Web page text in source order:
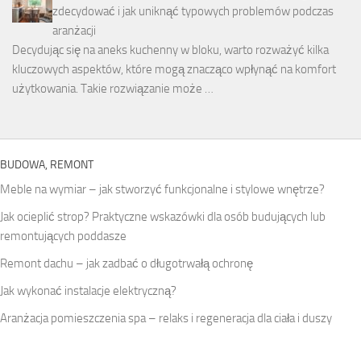
zdecydować i jak uniknąć typowych problemów podczas
aranżacji
Decydując się na aneks kuchenny w bloku, warto rozważyć kilka
kluczowych aspektów, które mogą znacząco wpłynąć na komfort
użytkowania. Takie rozwiązanie może …
BUDOWA, REMONT
Meble na wymiar – jak stworzyć funkcjonalne i stylowe wnętrze?
Jak ocieplić strop? Praktyczne wskazówki dla osób budujących lub
remontujących poddasze
Remont dachu – jak zadbać o długotrwałą ochronę
Jak wykonać instalacje elektryczną?
Aranżacja pomieszczenia spa – relaks i regeneracja dla ciała i duszy